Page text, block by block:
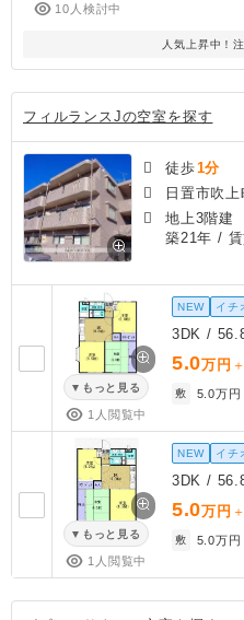
10人検討中
人気上昇中！
フィルランスJの空室を探す
徒歩1分
日置市吹
地上3階建
築21年 / 賃
もっと見る
1人閲覧中
NEW イチ
3DK /
5.0万円
敷 5.0万円
もっと見る
1人閲覧中
NEW イチ
3DK /
5.0万円
敷 5.0万円